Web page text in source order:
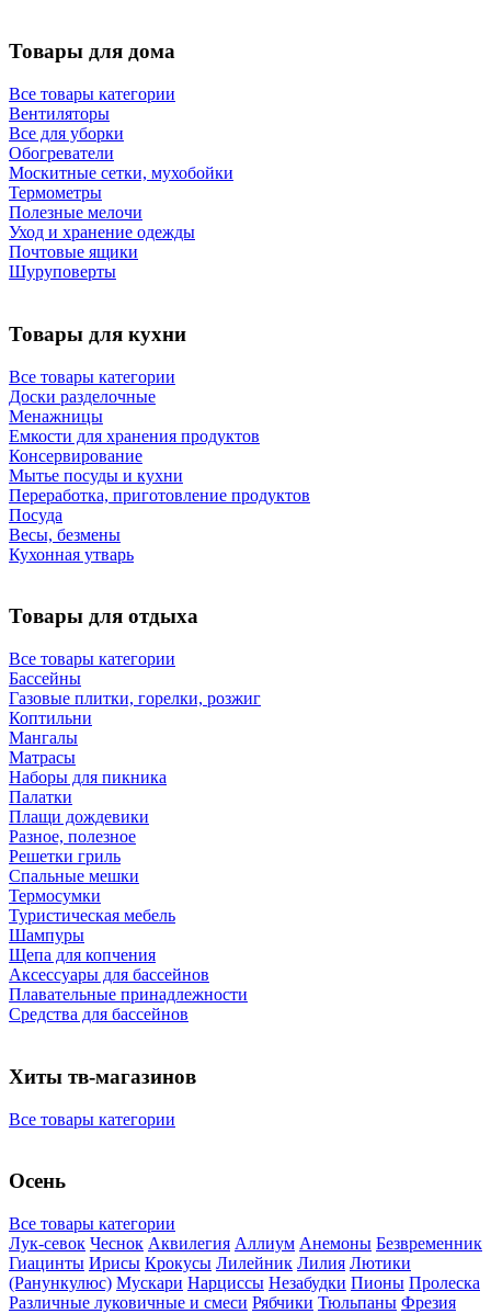
Товары для дома
Все товары категории
Вентиляторы
Все для уборки
Обогреватели
Москитные сетки, мухобойки
Термометры
Полезные мелочи
Уход и хранение одежды
Почтовые ящики
Шуруповерты
Товары для кухни
Все товары категории
Доски разделочные
Менажницы
Емкости для хранения продуктов
Консервирование
Мытье посуды и кухни
Переработка, приготовление продуктов
Посуда
Весы, безмены
Кухонная утварь
Товары для отдыха
Все товары категории
Бассейны
Газовые плитки, горелки, розжиг
Коптильни
Мангалы
Матрасы
Наборы для пикника
Палатки
Плащи дождевики
Разное, полезное
Решетки гриль
Спальные мешки
Термосумки
Туристическая мебель
Шампуры
Щепа для копчения
Аксессуары для бассейнов
Плавательные принадлежности
Средства для бассейнов
Хиты тв-магазинов
Все товары категории
Осень
Все товары категории
Лук-севок Чеснок Аквилегия Аллиум Анемоны Безвременник
Гиацинты Ирисы Крокусы Лилейник Лилия Лютики
(Ранункулюс) Мускари Нарцисcы Незабудки Пионы Пролеска
Различные луковичные и смеси Рябчики Тюльпаны Фрезия